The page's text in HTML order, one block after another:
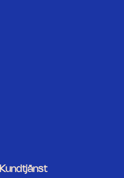
Kundtjänst